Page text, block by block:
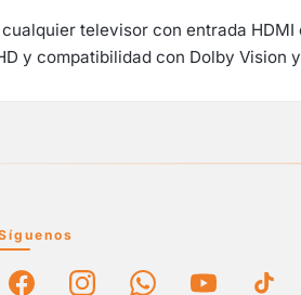
televisor con entrada
y compatibilidad con Dolby